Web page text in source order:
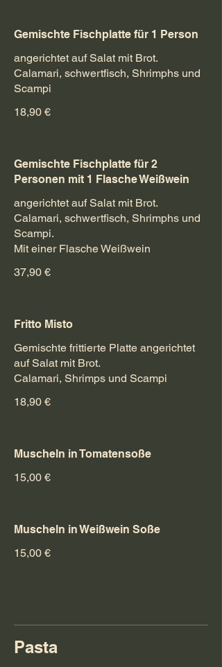
Gemischte Fischplatte für 1 Person
angerichtet auf Salat mit Brot.
Calamari, schwertfisch, Shrimphs und
Scampi
18,90 €
Gemischte Fischplatte für 2
Personen mit 1 Flasche Weißwein
angerichtet auf Salat mit Brot.
Calamari, schwertfisch, Shrimphs und
Scampi.
Mit einer Flasche Weißwein
37,90 €
Fritto Misto
Gemischte frittierte Platte angerichtet
auf Salat mit Brot.
Calamari, Shrimps und Scampi
18,90 €
Muscheln in Tomatensoße
15,00 €
Muscheln in Weißwein Soße
15,00 €
Pasta